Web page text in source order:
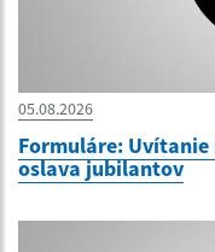
05.08.2026
Formuláre:
oslava jubilantov